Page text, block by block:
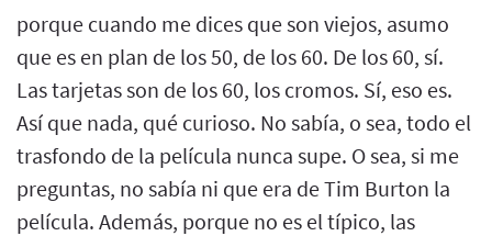
porque cuando me dices que son viejos, asumo
que es en plan de los 50, de los 60. De los 60, sí.
Las tarjetas son de los 60, los cromos. Sí, eso es.
Así que nada, qué curioso. No sabía, o sea, todo el
trasfondo de la película nunca supe. O sea, si me
preguntas, no sabía ni que era de Tim Burton la
película. Además, porque no es el típico, las